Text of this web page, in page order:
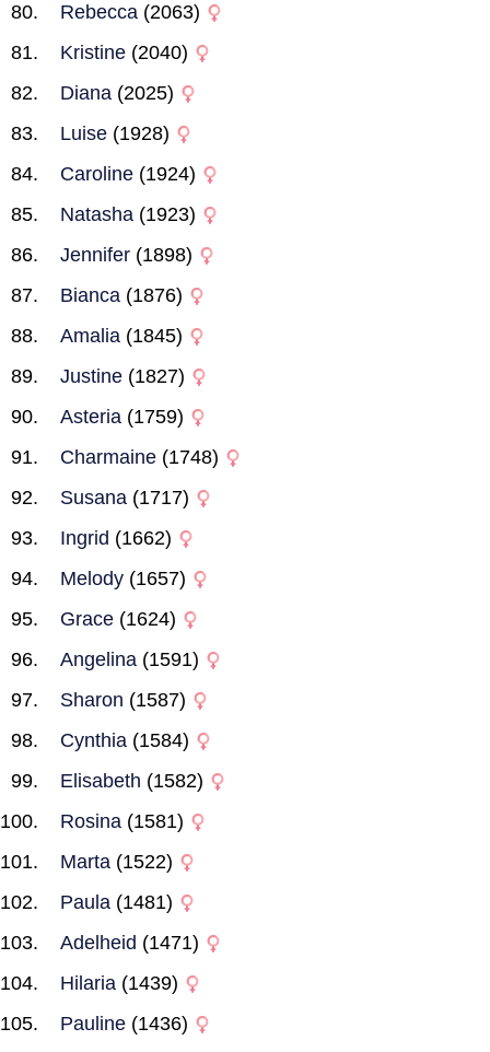
Rebecca (2063)
Kristine (2040)
Diana (2025)
Luise (1928)
Caroline (1924)
Natasha (1923)
Jennifer (1898)
Bianca (1876)
Amalia (1845)
Justine (1827)
Asteria (1759)
Charmaine (1748)
Susana (1717)
Ingrid (1662)
Melody (1657)
Grace (1624)
Angelina (1591)
Sharon (1587)
Cynthia (1584)
Elisabeth (1582)
Rosina (1581)
Marta (1522)
Paula (1481)
Adelheid (1471)
Hilaria (1439)
Pauline (1436)